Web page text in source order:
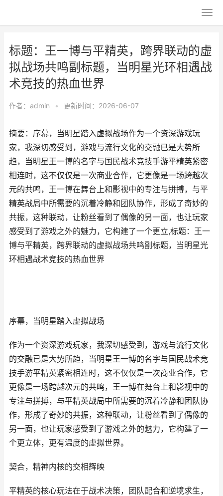
标题：王一博与平精英，跨界联动的虚
拟战场共鸣副标题，当明星光环相遇战
术竞技的热血世界
作者： admin • 更新时间：2026-06-07
摘要：序幕，当明星踏入虚拟战场作为一个资深游戏玩
家，我深切感受到，游戏与流行文化的交融已是大势所
趋，当明星王一博的名字与国民战术竞技手游平精英紧密
相连时，这不仅仅是一次商业合作，它更像是一场跨越次
元的共鸣，王一博在舞台上和影视中的专注与拼搏，与平
精英战局中所需要的沉着冷静和团队协作，形成了奇妙的
共振，这种联动，让粉丝看到了偶像的另一面，也让玩家
感受到了游戏之外的魅力，它构建了一个更立,标题：王一
博与平精英，跨界联动的虚拟战场共鸣副标题，当明星光
环相遇战术竞技的热血世界
序幕，当明星踏入虚拟战场
作为一个资深游戏玩家，我深切感受到，游戏与流行文化
的交融已是大势所趋，当明星王一博的名字与国民战术竞
技手游平精英紧密相连时，这不仅仅是一次商业合作，它
更像是一场跨越次元的共鸣，王一博在舞台上和影视中的
专注与拼搏，与平精英战局中所需要的沉着冷静和团队协
作，形成了奇妙的共振，这种联动，让粉丝看到了偶像的
另一面，也让玩家感受到了游戏之外的魅力，它构建了一
个更立体，更有温度的虚拟世界。
契合，精神内核的交相辉映
平精英的核心玩法在于战术决策，团队配合和逆境求生，